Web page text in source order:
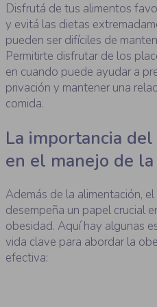
Disfrutá de tus alimentos
y evitá las dietas
pueden ser difíciles de
Permitirte disfrutar de los
en cuando puede ayudar a
privación y mantener una
comida.
La importancia
en el manejo de
Además de la alimentación,
desempeña un papel crucial
obesidad. Aquí hay algunas
vida clave para abordar la
efectiva: